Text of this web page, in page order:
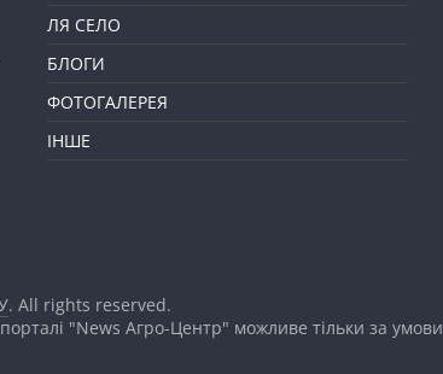
ЛЯ СЕЛО
БЛОГИ
ФОТОГАЛЕРЕЯ
ІНШЕ
. All rights reserved.
"News Агро-Центр" можливе тільки за